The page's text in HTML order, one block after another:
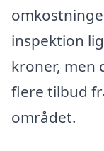
inspektion
kroner, men
flere tilbud
området.